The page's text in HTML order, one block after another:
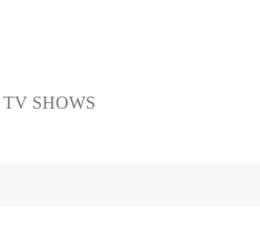
TV SHOWS